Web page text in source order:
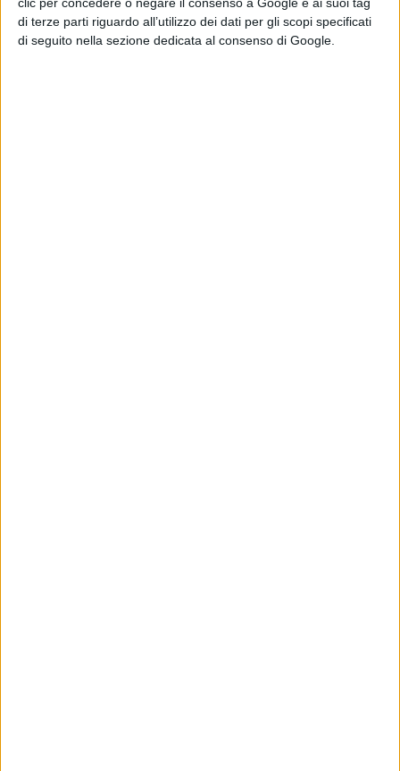
clic per concedere o negare il consenso a Google e ai suoi tag
di terze parti riguardo all’utilizzo dei dati per gli scopi specificati
di seguito nella sezione dedicata al consenso di Google.